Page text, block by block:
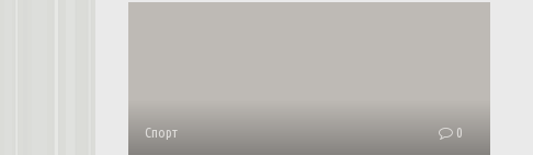
Спорт 0